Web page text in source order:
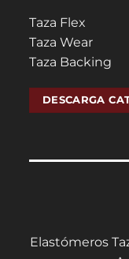
Taza Flex
Taza Wear
Taza Backing
DESCARGA
Elastómeros